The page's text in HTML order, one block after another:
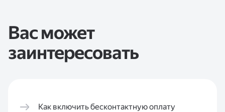
Вас может
заинтересовать
Как включить бесконтактную оплату